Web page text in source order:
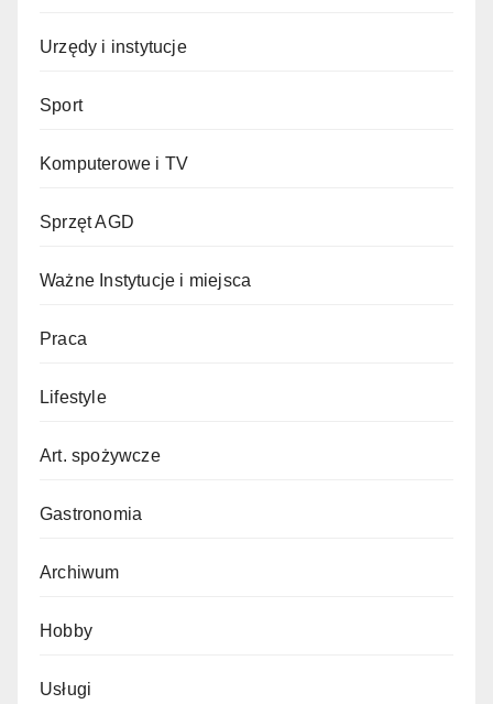
Urzędy i instytucje
Sport
Komputerowe i TV
Sprzęt AGD
Ważne Instytucje i miejsca
Praca
Lifestyle
Art. spożywcze
Gastronomia
Archiwum
Hobby
Usługi